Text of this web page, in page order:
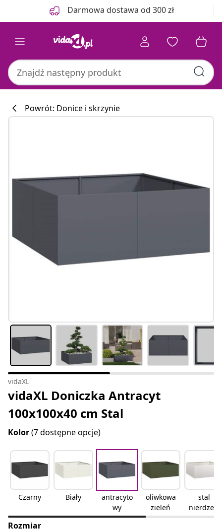
Darmowa dostawa od 300 zł
Powrót: Donice i skrzynie
vidaXL
vidaXL Doniczka Antracyt
100x100x40 cm Stal
Kolor(7 dostępne opcje)
Czarny Biały
antracyto
wy
oliwkowa
zieleń
stal
nierdzew
na
Rozmiar